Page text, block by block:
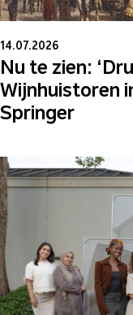
14.07.2026
Nu te zien:
Wijnhuistoren
Springer